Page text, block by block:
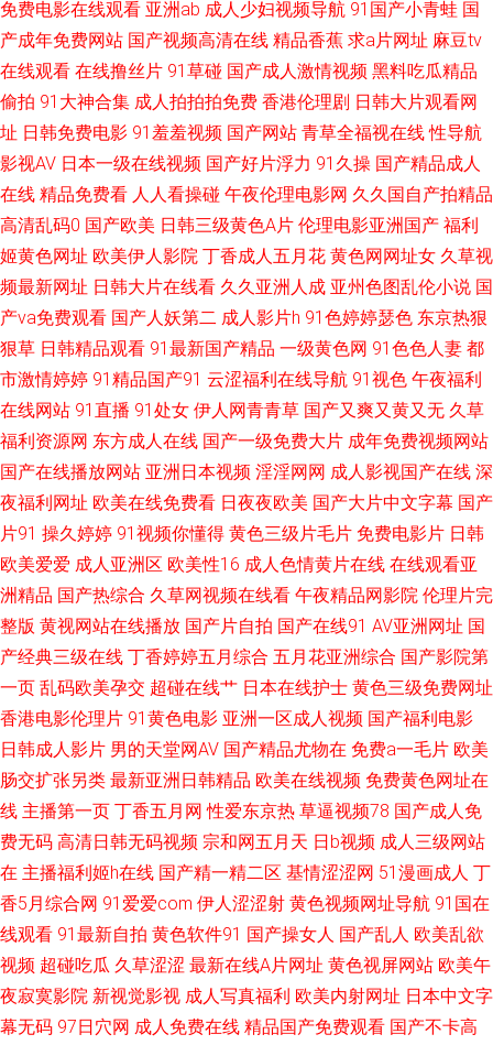
本日黄色 91草逼视频网 婷婷丁香一区二区亚洲 九九热视 91午夜影院在线 日
韩AV原创 成人性视频 91视频入口福利姬 香蕉在钱4 久成人超碰91 日日摸夜
夜爽 国产另类中文字幕 91福利影院 久久婷婷美女一区 91大香蕉在线 麻豆视
频爱豆传媒 欧美四级成人兽视频 国内视频自拍99re 91在国线 伊人网97 日韩
理论在线 精品大香蕉伊人 成人网站 丁香乱轮 岛国黄色一级片官网 91白丝少
妇 午夜肏屄 欧美私人福利影院 91免费公开视频观看 91视频自 91九色海角
社区 91唐先生国产一区 91精品国自产 www超碰蜜桃 国产久久色一区 国产
33页 吃瓜黑料在线麻烦 91九色porn蝌蚪 91黄色仓库 色欲天天网久久 色网
堂 日本福利福利福利视频 欧美视频1区2区 超碰操美女 91诱惑视频 avtt亚洲
91伊人久热 在线95国产 亚洲东方aV色图 香蕉视频三级一区 青青操社区 国
内国产精品天干天干 大香蕉A 91在线播放视频 豆花成人网站在线观看 海角
乱军 92精品福利 午夜神马福利社 天天日狠狠干 一级无码片 殴美色AAAA 久
色97爱 天堂福利导航 日本AB久久 天天干日日干 婷婷五月综合欧美性爱 日
韩欧美有码在线 日屄视频网 亚洲第十一页无码AV 一本道Av在线资源站 影音
AV先锋色库 婷婷在线亚洲国产视频 日韩久久天堂网 欧美日韩成人精品综合
玖玖av 户外露出视频在线观看 高清自慰成人 肏屄四虎 91在线免费观看高清
91色狼老熟女 91干干干 中文字幕无线 先锋av东京热 日韩素人影院 日日综合
免费电影在线观看 亚洲ab 成人少妇视频导航 91国产小青蛙 国
产成年免费网站 国产视频高清在线 精品香蕉 求a片网址 麻豆tv
在线观看 在线撸丝片 91草碰 国产成人激情视频 黑料吃瓜精品
偷拍 91大神合集 成人拍拍拍免费 香港伦理剧 日韩大片观看网
址 日韩免费电影 91羞羞视频 国产网站 青草全福视在线 性导航
影视AV 日本一级在线视频 国产好片浮力 91久操 国产精品成人
在线 精品免费看 人人看操碰 午夜伦理电影网 久久国自产拍精品
高清乱码0 国产欧美 日韩三级黄色A片 伦理电影亚洲国产 福利
姬黄色网址 欧美伊人影院 丁香成人五月花 黄色网网址女 久草视
频最新网址 日韩大片在线看 久久亚洲人成 亚州色图乱伦小说 国
产va免费观看 国产人妖第二 成人影片h 91色婷婷瑟色 东京热狠
狠草 日韩精品观看 91最新国产精品 一级黄色网 91色色人妻 都
市激情婷婷 91精品国产91 云涩福利在线导航 91视色 午夜福利
在线网站 91直播 91处女 伊人网青青草 国产又爽又黄又无 久草
福利资源网 东方成人在线 国产一级免费大片 成年免费视频网站
国产在线播放网站 亚洲日本视频 淫淫网网 成人影视国产在线 深
夜福利网址 欧美在线免费看 日夜夜欧美 国产大片中文字幕 国产
片91 操久婷婷 91视频你懂得 黄色三级片毛片 免费电影片 日韩
欧美爱爱 成人亚洲区 欧美性16 成人色情黄片在线 在线观看亚
洲精品 国产热综合 久草网视频在线看 午夜精品网影院 伦理片完
整版 黄视网站在线播放 国产片自拍 国产在线91 AV亚洲网址 国
产经典三级在线 丁香婷婷五月综合 五月花亚洲综合 国产影院第
一页 乱码欧美孕交 超碰在线艹 日本在线护士 黄色三级免费网址
香港电影伦理片 91黄色电影 亚洲一区成人视频 国产福利电影
日韩成人影片 男的天堂网AV 国产精品尤物在 免费a一毛片 欧美
肠交扩张另类 最新亚洲日韩精品 欧美在线视频 免费黄色网址在
线 主播第一页 丁香五月网 性爱东京热 草逼视频78 国产成人免
费无码 高清日韩无码视频 宗和网五月天 日b视频 成人三级网站
在 主播福利姬h在线 国产精一精二区 基情涩涩网 51漫画成人 丁
香5月综合网 91爱爱com 伊人涩涩射 黄色视频网址导航 91国在
线观看 91最新自拍 黄色软件91 国产操女人 国产乱人 欧美乱欲
视频 超碰吃瓜 久草涩涩 最新在线A片网址 黄色视屏网站 欧美午
夜寂寞影院 新视觉影视 成人写真福利 欧美内射网址 日本中文字
幕无码 97日穴网 成人免费在线 精品国产免费观看 国产不卡高